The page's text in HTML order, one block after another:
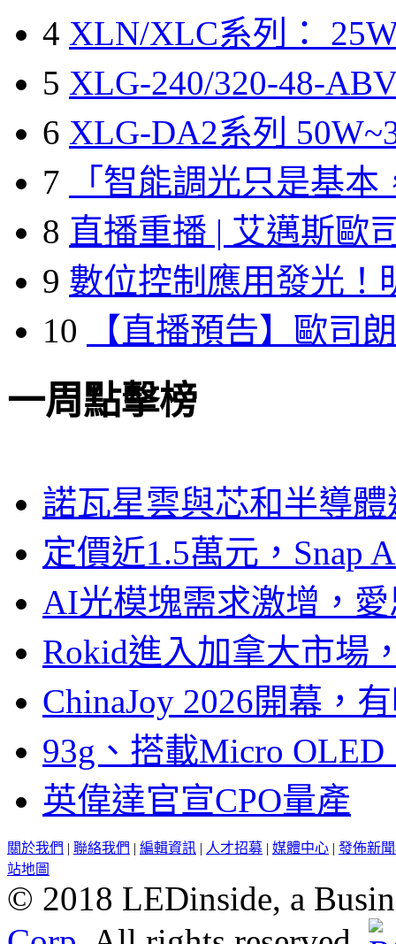
4 XLN/XLC系列：
5 XLG-240/320-48-
6 XLG-DA2系列
7
「智能調光只是基本
8 直播重播 | 艾邁斯歐
9 數位控制應用發光！
10
【直播預告】歐司
一周點擊榜
諾瓦星雲與芯和半導
定價近1.5萬元，Snap
AI光模塊需求激增，
Rokid進入加拿大市場
ChinaJoy 2026開幕，
93g、搭載Micro
英偉達官宣CPO量產
關於我們 | 聯絡我們 | 編輯資訊 | 人才招募 | 媒體中心 | 發佈新
站地圖
© 2018 LEDinside, a